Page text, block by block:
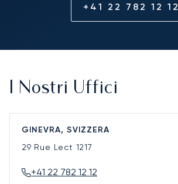
+41 22 782 12 12
I Nostri Uffici
GINEVRA, SVIZZERA
29 Rue Lect 1217
+41 22 782 12 12